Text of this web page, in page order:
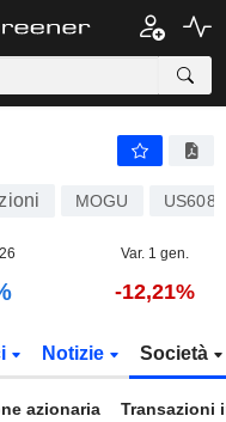
MOGU
Var. 1 gen.
-12,21%
Notizie Società
azionaria Transazioni